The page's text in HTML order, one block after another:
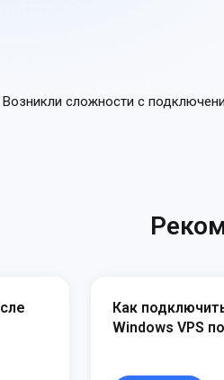
Возникли сложности с
Как
Windows VPS